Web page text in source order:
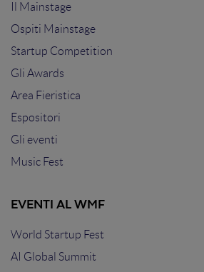
Il Mainstage
Ospiti Mainstage
Startup Competition
Gli Awards
Area Fieristica
Espositori
Gli eventi
Music Fest
EVENTI AL WMF
World Startup Fest
AI Global Summit